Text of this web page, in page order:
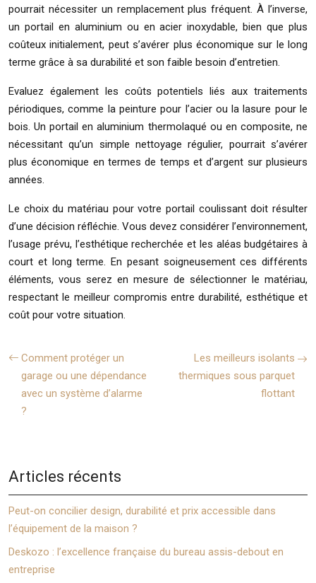
pourrait nécessiter un remplacement plus fréquent. À l’inverse,
un portail en aluminium ou en acier inoxydable, bien que plus
coûteux initialement, peut s’avérer plus économique sur le long
terme grâce à sa durabilité et son faible besoin d’entretien.
Evaluez également les coûts potentiels liés aux traitements
périodiques, comme la peinture pour l’acier ou la lasure pour le
bois. Un portail en aluminium thermolaqué ou en composite, ne
nécessitant qu’un simple nettoyage régulier, pourrait s’avérer
plus économique en termes de temps et d’argent sur plusieurs
années.
Le choix du matériau pour votre portail coulissant doit résulter
d’une décision réfléchie. Vous devez considérer l’environnement,
l’usage prévu, l’esthétique recherchée et les aléas budgétaires à
court et long terme. En pesant soigneusement ces différents
éléments, vous serez en mesure de sélectionner le matériau,
respectant le meilleur compromis entre durabilité, esthétique et
coût pour votre situation.
Comment protéger un
garage ou une dépendance
avec un système d’alarme
?
Les meilleurs isolants
thermiques sous parquet
flottant
Articles récents
Peut-on concilier design, durabilité et prix accessible dans
l’équipement de la maison ?
Deskozo : l’excellence française du bureau assis-debout en
entreprise